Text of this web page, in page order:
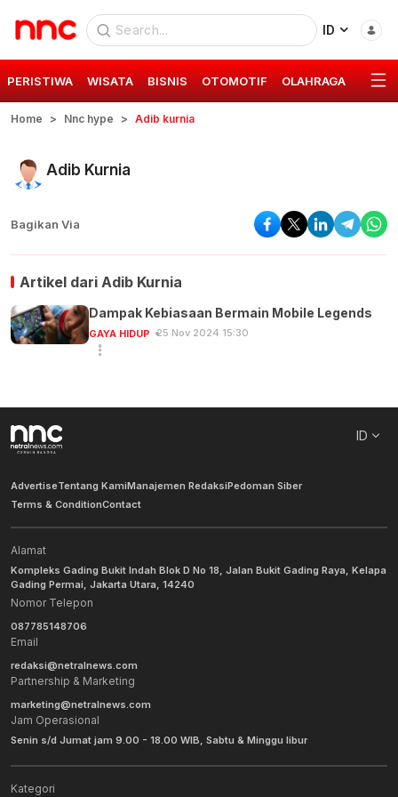
ID
PERISTIWA WISATA BISNIS OTOMOTIF OLAHRAGA GAYA
Home Nnc hype Adib kurnia
Adib Kurnia
Bagikan Via
Artikel dari Adib Kurnia
Dampak Kebiasaan Bermain Mobile Legends
GAYA HIDUP 25 Nov 2024 15:30
ID
AdvertiseTentang KamiManajemen RedaksiPedoman Siber
Terms & ConditionContact
Alamat
Kompleks Gading Bukit Indah Blok D No 18, Jalan Bukit Gading Raya, Kelapa
Gading Permai, Jakarta Utara, 14240
Nomor Telepon
087785148706
Email
redaksi@netralnews.com
Partnership & Marketing
marketing@netralnews.com
Jam Operasional
Senin s/d Jumat jam 9.00 - 18.00 WIB, Sabtu & Minggu libur
Kategori